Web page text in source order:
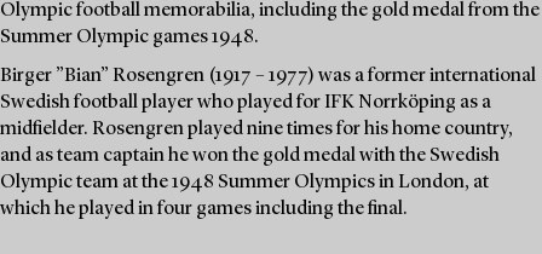
Olympic football memorabilia, including the gold medal from the
Summer Olympic games 1948.
Birger ”Bian” Rosengren (1917 – 1977) was a former international
Swedish football player who played for IFK Norrköping as a
midfielder. Rosengren played nine times for his home country,
and as team captain he won the gold medal with the Swedish
Olympic team at the 1948 Summer Olympics in London, at
which he played in four games including the final.